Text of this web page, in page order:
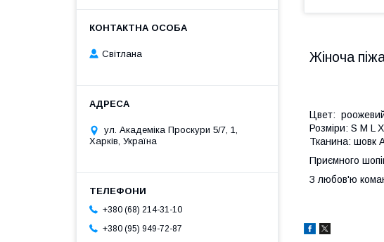
Жіноча
Цвет:
Розміри: S M L
Тканина: шовк
Приємного
З любов'ю
Cвітлана
ул. Академіка Проскури 5/7, 1,
Харків, Україна
+380 (68) 214-31-10
+380 (95) 949-72-87